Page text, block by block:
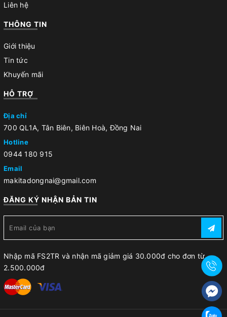
Liên hệ
THÔNG TIN
Giới thiệu
Tin tức
Khuyến mãi
HỖ TRỢ
Địa chỉ
700 QL1A, Tân Biên, Biên Hoà, Đồng Nai
Hotline
0944 180 915
Email
makitadongnai@gmail.com
ĐĂNG KÝ NHẬN BẢN TIN
Nhập mã FS2TR và nhận mã giảm giá 30.000đ cho đơn từ
2.500.000đ